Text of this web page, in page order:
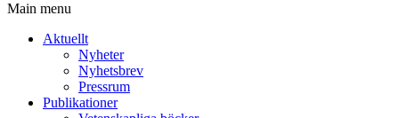
Main menu
Aktuellt
Nyheter
Nyhetsbrev
Pressrum
Publikationer